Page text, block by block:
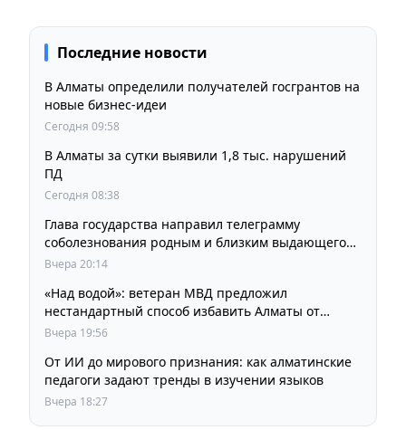
Последние новости
В Алматы определили получателей госгрантов на
новые бизнес-идеи
Сегодня 09:58
В Алматы за сутки выявили 1,8 тыс. нарушений
ПД
Сегодня 08:38
Глава государства направил телеграмму
соболезнования родным и близким выдающегося
кинорежиссера Ардака Амиркулова
Вчера 20:14
«Над водой»: ветеран МВД предложил
нестандартный способ избавить Алматы от
пробок и смога
Вчера 19:56
От ИИ до мирового признания: как алматинские
педагоги задают тренды в изучении языков
Вчера 18:27